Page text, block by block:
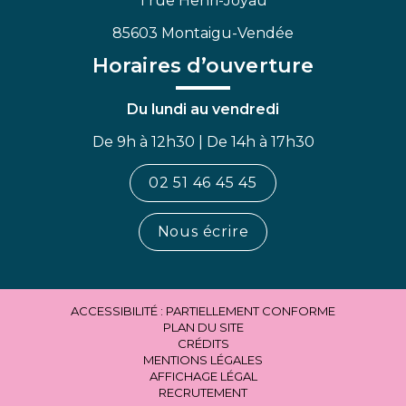
85603 Montaigu-Vendée
Horaires d’ouverture
Du lundi au vendredi
De 9h à 12h30 | De 14h à 17h30
02 51 46 45 45
Nous écrire
ACCESSIBILITÉ : PARTIELLEMENT CONFORME
PLAN DU SITE
CRÉDITS
MENTIONS LÉGALES
AFFICHAGE LÉGAL
RECRUTEMENT